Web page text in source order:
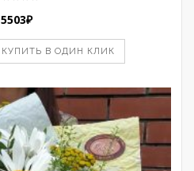
5503₽
КУПИТЬ В ОДИН КЛИК